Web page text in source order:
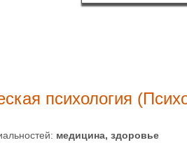
психология
медицина, здоровье